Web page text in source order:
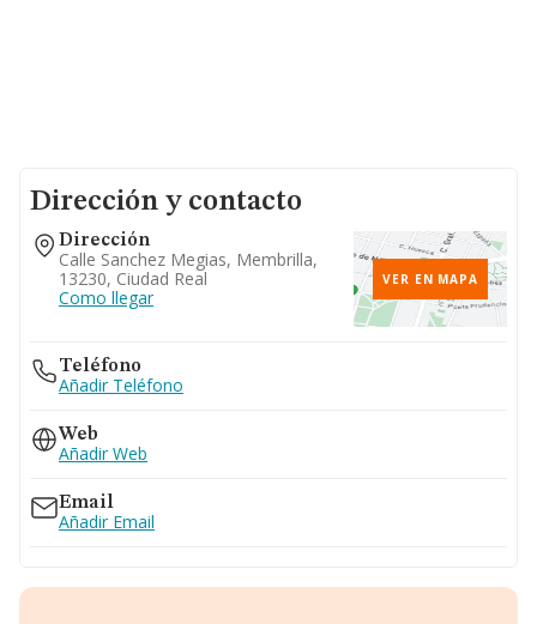
Dirección y contacto
Dirección
Calle Sanchez Megias, Membrilla,
13230, Ciudad Real
Como llegar
VER EN MAPA
Teléfono
Añadir Teléfono
Web
Añadir Web
Email
Añadir Email